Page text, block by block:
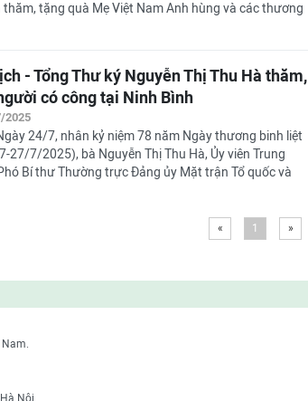
thăm, tặng quà Mẹ Việt Nam Anh hùng và các thương
- Tổng Thư ký Nguyễn Thị Thu Hà thăm,
có công tại Ninh Bình
2025
24/7, nhân kỷ niệm 78 năm Ngày thương binh liệt
27/7/2025), bà Nguyễn Thị Thu Hà, Ủy viên Trung
Bí thư Thường trực Đảng ủy Mặt trận Tổ quốc và
« 1 »
Nội